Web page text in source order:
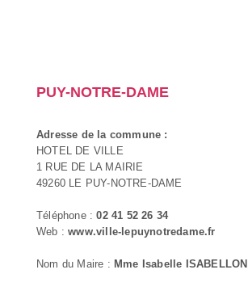
PUY-NOTRE-DAME
Adresse de la commune :
HOTEL DE VILLE
1 RUE DE LA MAIRIE
49260 LE PUY-NOTRE-DAME
Téléphone :02 41 52 26 34
Web :www.ville-lepuynotredame.fr
Nom du Maire : Mme Isabelle ISABELLON